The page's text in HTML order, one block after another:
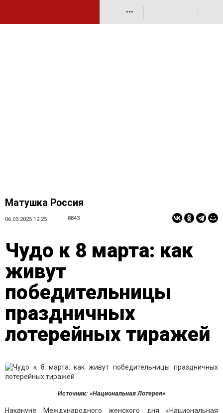
•••
Матушка Россия
06.03.2025 12:25 8843
Чудо к 8 марта: как
живут
победительницы
праздничных
лотерейных тиражей
Источник: «Национальная Лотерея»
Накануне Международного женского дня «Национальная